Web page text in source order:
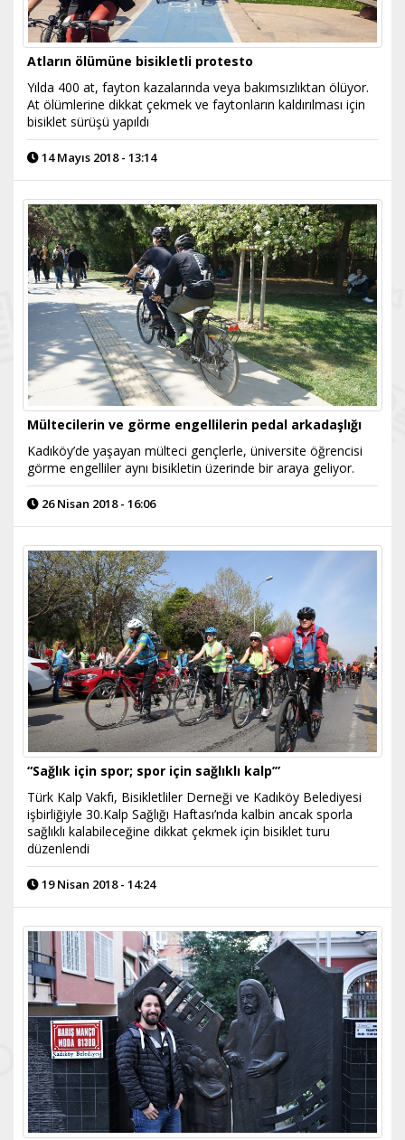
Atların ölümüne bisikletli protesto
Yılda 400 at, fayton kazalarında veya bakımsızlıktan ölüyor.
At ölümlerine dikkat çekmek ve faytonların kaldırılması için
bisiklet sürüşü yapıldı
14 Mayıs 2018 - 13:14
Mültecilerin ve görme engellilerin pedal arkadaşlığı
Kadıköy’de yaşayan mülteci gençlerle, üniversite öğrencisi
görme engelliler aynı bisikletin üzerinde bir araya geliyor.
26 Nisan 2018 - 16:06
“Sağlık için spor; spor için sağlıklı kalp’”
Türk Kalp Vakfı, Bisikletliler Derneği ve Kadıköy Belediyesi
işbirliğiyle 30.Kalp Sağlığı Haftası’nda kalbin ancak sporla
sağlıklı kalabileceğine dikkat çekmek için bisiklet turu
düzenlendi
19 Nisan 2018 - 14:24